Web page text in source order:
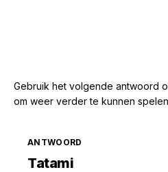
Gebruik het volgende antwoord
om weer verder te kunnen
ANTWOORD
Tatami